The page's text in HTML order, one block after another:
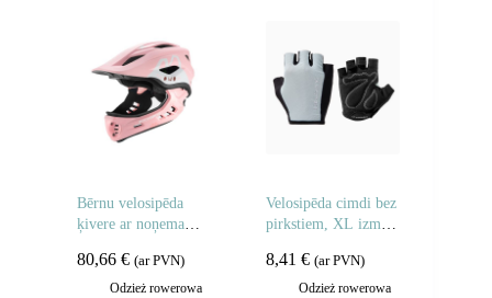
Bērnu velosipēda
ķivere ar noņemamu
52cm – rozā truša
forma
80,66 € (ar PVN)
Odzież rowerowa
Velosipēda cimdi bez
pirkstiem, XL izmērs
8,41€ (ar PVN)
Odzież rowerowa